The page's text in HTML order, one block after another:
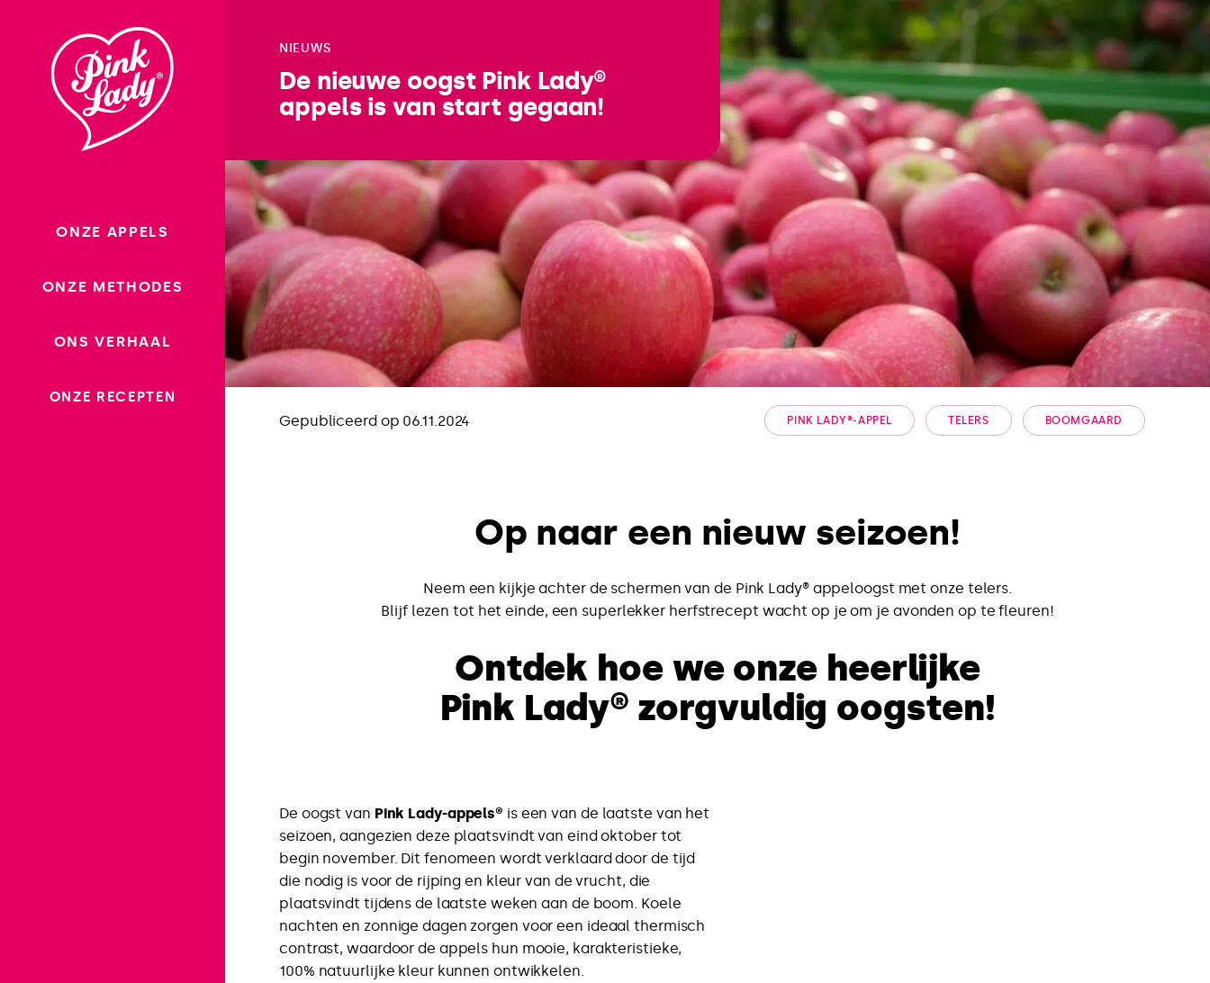
inhoud
ONZE APPELS
ONZE METHODES
ONS VERHAAL
ONZE RECEPTEN
NIEUWS
De nieuwe oogst Pink Lady®
appels is van start gegaan!
Gepubliceerd op 06.11.2024 PINK LADY®-APPEL TELERS BOOMGAARD
Op naar een nieuw seizoen!
Neem een kijkje achter de schermen van de Pink Lady® appeloogst met onze telers.
Blijf lezen tot het einde, een superlekker herfstrecept wacht op je om je avonden op te fleuren!
Ontdek hoe we onze heerlijke
Pink Lady® zorgvuldig oogsten!
De oogst van Pink Lady-appels® is een van de laatste van het
seizoen, aangezien deze plaatsvindt van eind oktober tot
begin november. Dit fenomeen wordt verklaard door de tijd
die nodig is voor de rijping en kleur van de vrucht, die
plaatsvindt tijdens de laatste weken aan de boom. Koele
nachten en zonnige dagen zorgen voor een ideaal thermisch
contrast, waardoor de appels hun mooie, karakteristieke,
100% natuurlijke kleur kunnen ontwikkelen.